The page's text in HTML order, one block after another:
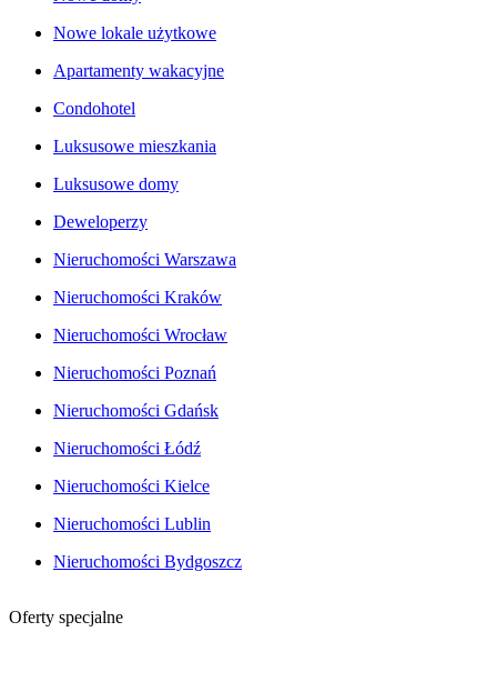
Nowe lokale użytkowe
Apartamenty wakacyjne
Condohotel
Luksusowe mieszkania
Luksusowe domy
Deweloperzy
Nieruchomości Warszawa
Nieruchomości Kraków
Nieruchomości Wrocław
Nieruchomości Poznań
Nieruchomości Gdańsk
Nieruchomości Łódź
Nieruchomości Kielce
Nieruchomości Lublin
Nieruchomości Bydgoszcz
Oferty specjalne